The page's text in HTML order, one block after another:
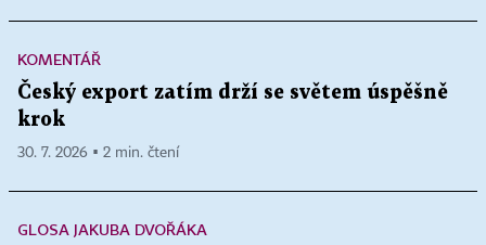
KOMENTÁŘ
Český export zatím drží se světem úspěšně
krok
30. 7. 2026 ▪ 2 min. čtení
GLOSA JAKUBA DVOŘÁKA